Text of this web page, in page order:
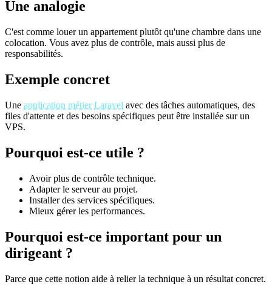
Une analogie
C'est comme louer un appartement plutôt qu'une chambre dans une
colocation. Vous avez plus de contrôle, mais aussi plus de
responsabilités.
Exemple concret
Une application métier Laravel avec des tâches automatiques, des
files d'attente et des besoins spécifiques peut être installée sur un
VPS.
Pourquoi est-ce utile ?
Avoir plus de contrôle technique.
Adapter le serveur au projet.
Installer des services spécifiques.
Mieux gérer les performances.
Pourquoi est-ce important pour un
dirigeant ?
Parce que cette notion aide à relier la technique à un résultat concret.